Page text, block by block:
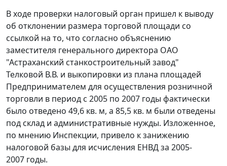
В ходе проверки налоговый орган пришел к выводу
об отклонении размера торговой площади со
ссылкой на то, что согласно объяснению
заместителя генерального директора ОАО
"Астраханский станкостроительный завод"
Телковой В.В. и выкопировки из плана площадей
Предпринимателем для осуществления розничной
торговли в период с 2005 по 2007 годы фактически
было отведено 49,6 кв. м, а 85,5 кв. м были отведены
под склад и административные нужды. Изложенное,
по мнению Инспекции, привело к занижению
налоговой базы для исчисления ЕНВД за 2005-
2007 годы.